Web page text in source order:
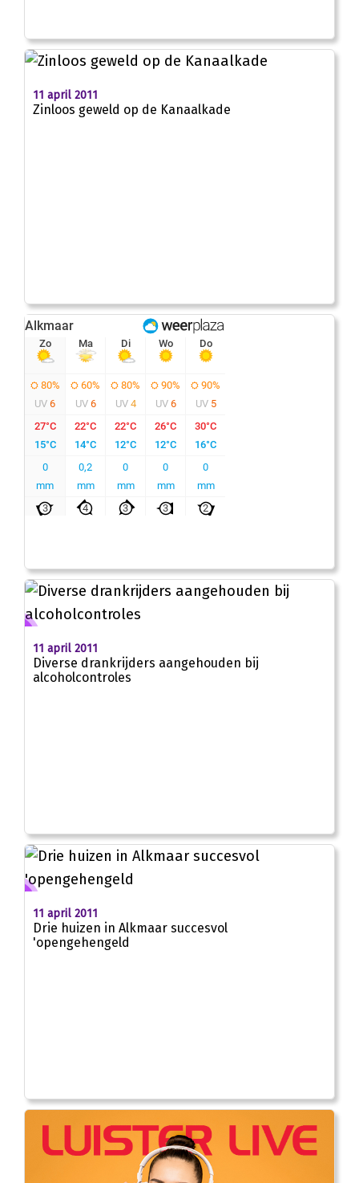
11 april 2011
Zinloos geweld op de Kanaalkade
11 april 2011
Diverse drankrijders aangehouden bij
alcoholcontroles
11 april 2011
Drie huizen in Alkmaar succesvol
'opengehengeld